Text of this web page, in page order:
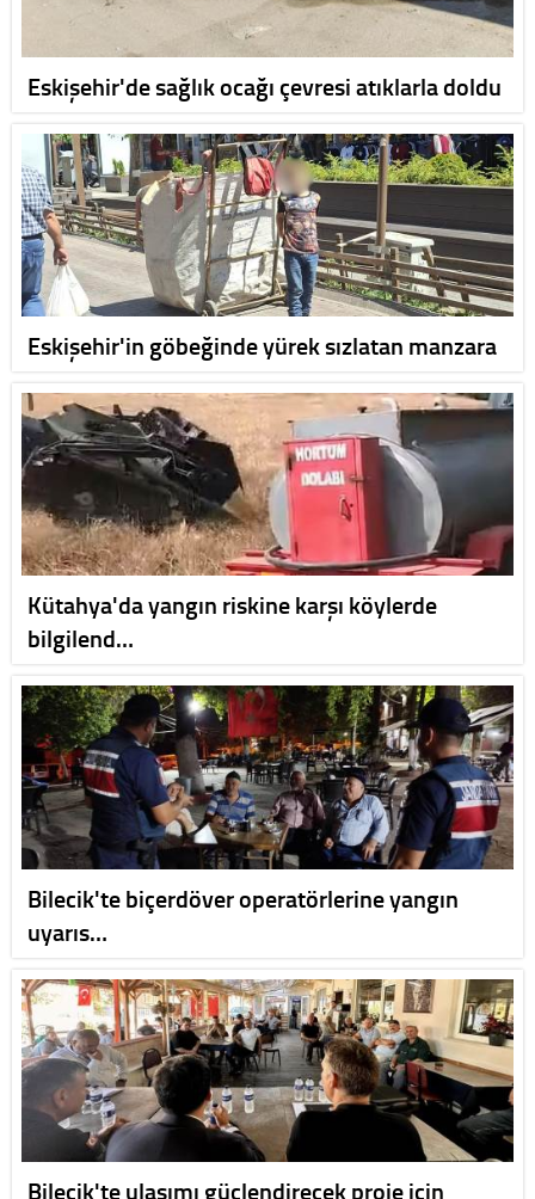
Eskişehir'de sağlık ocağı çevresi atıklarla doldu
Eskişehir'in göbeğinde yürek sızlatan manzara
Kütahya'da yangın riskine karşı köylerde
bilgilend…
Bilecik'te biçerdöver operatörlerine yangın
uyarıs…
Bilecik'te ulaşımı güçlendirecek proje için